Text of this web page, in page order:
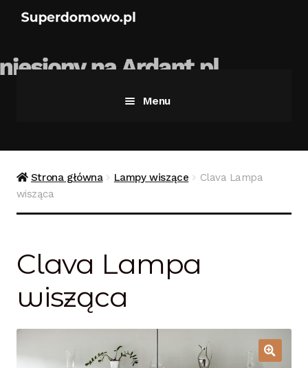
Menu
Bezpieczne zakupy
Lampy i oświetlenie
Strona główna Lampy wiszące
Clava Lampa
wisząca
Clava Lampa
wisząca